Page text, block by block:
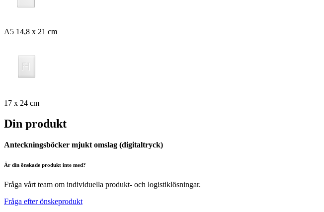
A5 14,8 x 21 cm
17 x 24 cm
Din produkt
Anteckningsböcker mjukt omslag (digitaltryck)
Är din önskade produkt inte med?
Fråga vårt team om individuella produkt- och logistiklösningar.
Fråga efter önskeprodukt